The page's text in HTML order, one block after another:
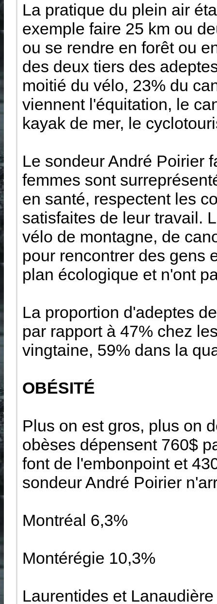
La pratique du plein air
exemple faire 25 km ou
ou se rendre en forêt ou
des deux tiers des
moitié du vélo, 23% du
viennent l'équitation, le
kayak de mer, le
Le sondeur André Poirier
femmes sont
en santé, respectent les
satisfaites de leur travail.
vélo de montagne, de
pour rencontrer des gens
plan écologique et n'ont
La proportion d'adeptes
par rapport à 47% chez
vingtaine, 59% dans la
OBÉSITÉ
Plus on est gros, plus on
obèses dépensent 760$
font de l'embonpoint et
sondeur André Poirier
Montréal 6,3%
Montérégie 10,3%
Laurentides et